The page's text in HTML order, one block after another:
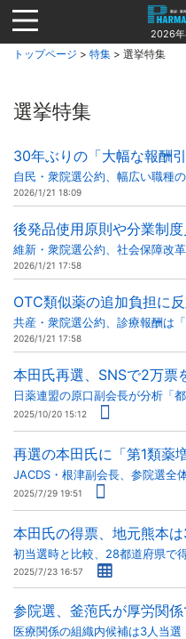
Jump
to
navigation
2026年
トップページ > 特集 > 選挙特集
選挙特集
30年ぶりの「大幅な報酬
自民・衆院選公約、幅広い職種
2026/1/21 18:09
後発品使用原則や分業制
維新・衆院選公約、社会保障改
2026/1/21 17:58
OTC類似薬の追加負担に
共産・衆院選公約、診療報酬は「
2026/1/21 17:58
本田氏再選、SNSで2万票
日薬連盟の原口副会長が分析「
2025/10/20 15:12
再選の本田氏に「第1類薬
JACDS・根津副会長、参院選全
2025/7/29 19:51
本田氏の得票、地元熊本
初当選時と比較、28都道府県で
2025/7/23 16:57
参院選、釜萢氏が厚労関
医療関係の組織内候補は3人当選